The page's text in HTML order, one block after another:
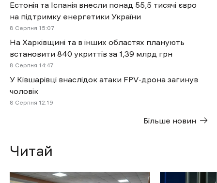
Естонія та Іспанія внесли понад 55,5 тисячі євро
на підтримку енергетики України
8 Cерпня 15:07
На Харківщині та в інших областях планують
встановити 840 укриттів за 1,39 млрд грн
8 Cерпня 14:47
У Ківшарівці внаслідок атаки FPV-дрона загинув
чоловік
8 Cерпня 12:19
Більше новин
Читай